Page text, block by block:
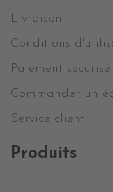
Livraison
Conditions
Paiement sécurisé
Commander un
Service client
Produits